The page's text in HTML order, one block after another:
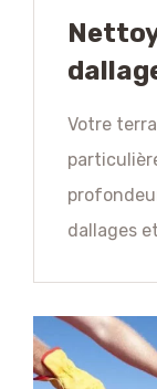
Votre
dallages